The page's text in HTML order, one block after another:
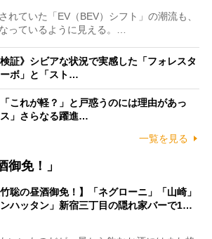
ていた「EV（BEV）シフト」の潮流も、
っているように見える。…
検証》シビアな状況で実感した「フォレスタ
ボ」と「スト…
これが軽？」と戸惑うのには理由があっ
」さらなる躍進…
一覧を見る
御免！」
竹聡の昼酒御免！】「ネグローニ」「山崎」
ンハッタン」新宿三丁目の隠れ家バーで1…